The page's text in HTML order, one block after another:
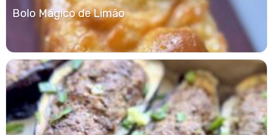
Bolo Mágico de Limão